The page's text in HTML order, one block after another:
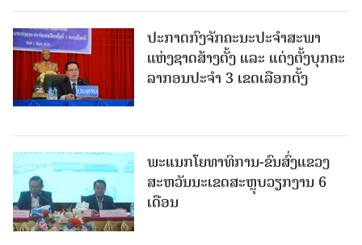
ປະກາດກົງຈັກຄະນະປະຈໍາສະພາ
ແຫ່ງຊາດສ້າງຕັ້ງ ແລະ ແຕ່ງຕັ້ງບຸກຄະ
ລາກອນປະຈໍາ 3 ເຂດເລືອກຕັ້ງ
ພະແນກໂຍທາທິການ-ຂົນສົ່ງແຂວງ
ສະຫວັນນະເຂດສະຫຼຸບວຽກງານ 6
ເດືອນ